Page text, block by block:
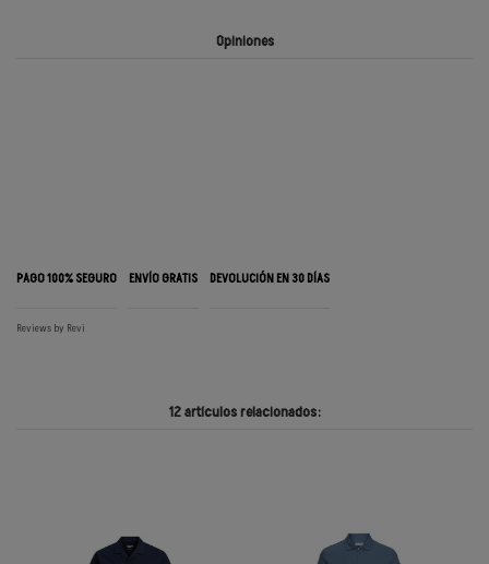
Opiniones
PAGO 100% SEGURO ENVÍO GRATIS DEVOLUCIÓN EN 30 DÍAS
Reviews by Revi
12 artículos relacionados: